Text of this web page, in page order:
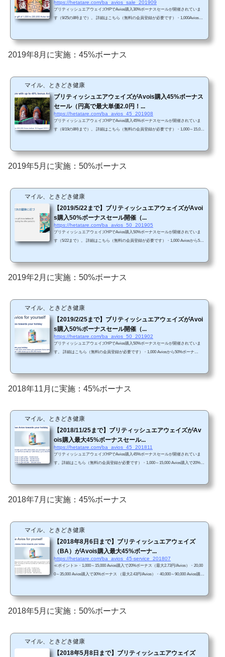
https://hetatare.com/ba_avios_sale_201909
ブリティッシュエアウェイズHPでAvios購入30%ボーナスセールが開催されていま
す（9/25の8時まで）。 詳細はこちら（無料の会員登録が必要です）・1,000Aviosか
どお得ではありません。・2019年9月25日午前8時まで・200,000 Aviosまで購入可能
（30%ボーナスを含めると、合計260,000 Aviosまで）・購入後すぐに利用可能（た
2019年8月に実施：45%ボーナス
マイル、ときどき健康
ブリティッシュエアウェイズがAvois購入45%ボーナス
セール（円高で最大単価2.0円！...
https://hetatare.com/ba_avios_45_201908
ブリティッシュエアウェイズHPでAvios購入45%ボーナスセールが開催されていま
す（8/19の8時まで）。 詳細はこちら（無料の会員登録が必要です）・1,000～15,000
ドル換算）前回セール（2019年5月）と比較して円高が進んでいるため、単価が若干
お得になっています。・2019年8月19日午前8時まで・200,000 Aviosまで購入可能（4
2019年5月に実施：50%ボーナス
マイル、ときどき健康
【2019/5/22まで】ブリティッシュエアウェイズがAvoi
s購入50%ボーナスセール開催（...
https://hetatare.com/ba_avios_50_201905
ブリティッシュエアウェイズHPでAvios購入50%ボーナスセールが開催されていま
す（5/22まで）。 詳細はこちら（無料の会員登録が必要です）・1,000 Aviosから5
ていくレベル。・200,000 Avios購入時の単価は約2.06円/Avios（※112円/ドル換
算）・2019年5月22日午前9時まで・200,000 Aviosまで購入可能（50%ボーナスを含
2019年2月に実施：50%ボーナス
マイル、ときどき健康
【2019/2/25まで】ブリティッシュエアウェイズがAvoi
s購入50%ボーナスセール開催（...
https://hetatare.com/ba_avios_50_201902
ブリティッシュエアウェイズHPでAvios購入50%ボーナスセールが開催されていま
す。 詳細はこちら（無料の会員登録が必要です）・1,000 Aviosから50%ボーナ
くレベル。・200,000 Avios購入時の単価は約2.03円/Avios（※110円/ドル換算）・201
9年2月25日午前9時まで・200,000 Aviosまで購入可能（50%ボーナスを含めると、合
2018年11月に実施：45%ボーナス
マイル、ときどき健康
【2018/11/25まで】ブリティッシュエアウェイズがAv
ois購入最大45%ボーナスセール...
https://hetatare.com/ba_avios_45_201811
ブリティッシュエアウェイズHPでAvios購入45%ボーナスセールが開催されていま
す。詳細はこちら（無料の会員登録が必要です）・1,000～15,000 Avios購入で20%ボ
0,000 Avios購入で45%ボーナス （最大2.2円/Avios）（※115円/ドル換算）・2018年1
1月25日まで・購入後すぐに利用可能（ただし、最大5営業日かかる可能性あ
2018年7月に実施：45%ボーナス
マイル、ときどき健康
【2018年8月6日まで】ブリティッシュエアウェイズ
（BA）がAvois購入最大45%ボーナ...
https://hetatare.com/ba_avios_45-service_201807
≪ポイント≫・1,000～15,000 Avios購入で20%ボーナス（最大2.73円/Avios）・20,00
0～35,000 Avios購入で30%ボーナス （最大2.43円/Avios）・40,000～90,000 Avios購入
て購入すれば、すぐに利用可能（ただし、最大5営業日かかる可能性あり）。・Avio
sの使い道は、JAL国内線特典航空券/近距離国際線特典航空券がおすすめ。今からAv
2018年5月に実施：50%ボーナス
マイル、ときどき健康
【2018年5月8日まで】ブリティッシュエアウェイズ